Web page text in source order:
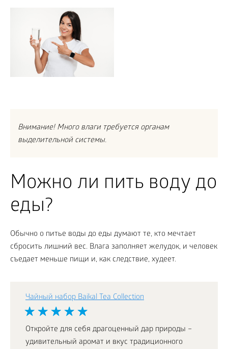
Внимание! Много влаги требуется органам
выделительной системы.
Можно ли пить воду до
еды?
Обычно о питье воды до еды думают те, кто мечтает
сбросить лишний вес. Влага заполняет желудок, и человек
съедает меньше пищи и, как следствие, худеет.
Чайный набор Baikal Tea Collection
Откройте для себя драгоценный дар природы –
удивительный аромат и вкус традиционного